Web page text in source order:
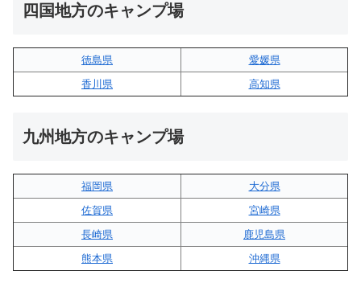
四国地方のキャンプ場
徳島県
愛媛県
香川県
高知県
九州地方のキャンプ場
福岡県
大分県
佐賀県
宮崎県
長崎県
鹿児島県
熊本県
沖縄県